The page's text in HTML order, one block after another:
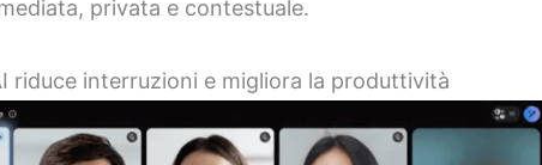
privata e contestuale.
riduce interruzioni e migliora la produttività